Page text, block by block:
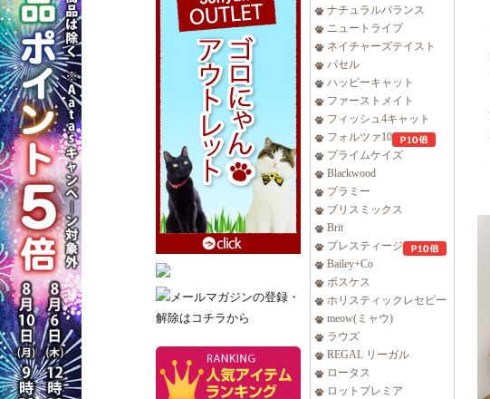
ナチュラルバランス
ニュートライプ
ネイチャーズテイスト
バセル
ハッピーキャット
ファーストメイト
フィッシュ4キャット
フォルツァ10
プライムケイズ
Blackwood
プラミー
ブリスミックス
Brit
プレスティージ
Bailey+Co
ボスケス
ホリスティックレセピー
meow(ミャウ)
ラウズ
REGAL リーガル
ロータス
ロットプレミア